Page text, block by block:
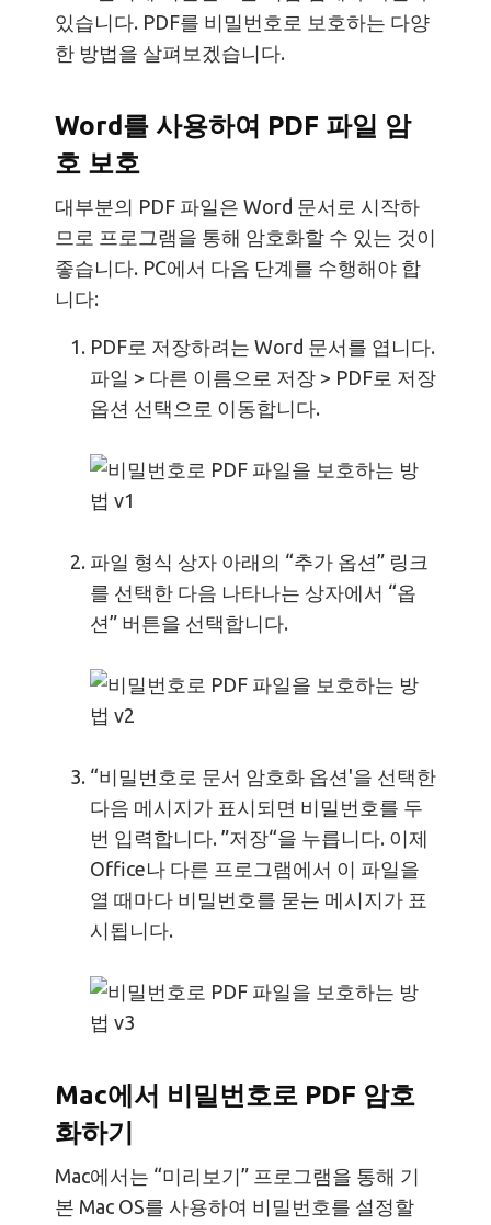
있습니다. PDF를 비밀번호로 보호하는 다양
한 방법을 살펴보겠습니다.
Word를 사용하여 PDF 파일 암
호 보호
대부분의 PDF 파일은 Word 문서로 시작하
므로 프로그램을 통해 암호화할 수 있는 것이
좋습니다. PC에서 다음 단계를 수행해야 합
니다:
PDF로 저장하려는 Word 문서를 엽니다.
파일 > 다른 이름으로 저장 > PDF로 저장
옵션 선택으로 이동합니다.
파일 형식 상자 아래의 “추가 옵션” 링크
를 선택한 다음 나타나는 상자에서 “옵
션” 버튼을 선택합니다.
“비밀번호로 문서 암호화 옵션'을 선택한
다음 메시지가 표시되면 비밀번호를 두
번 입력합니다. ”저장“을 누릅니다. 이제
Office나 다른 프로그램에서 이 파일을
열 때마다 비밀번호를 묻는 메시지가 표
시됩니다.
Mac에서 비밀번호로 PDF 암호
화하기
Mac에서는 “미리보기” 프로그램을 통해 기
본 Mac OS를 사용하여 비밀번호를 설정할